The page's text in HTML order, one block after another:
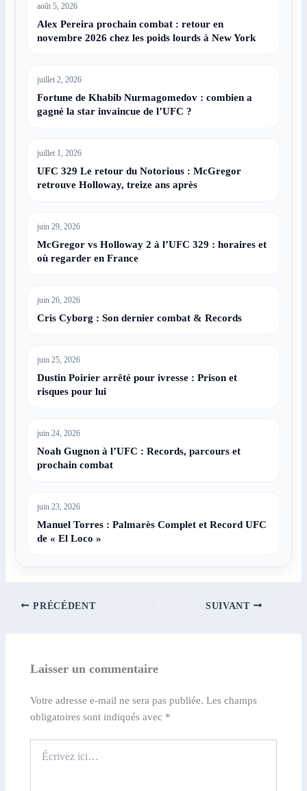
août 5, 2026
Alex Pereira prochain combat : retour en
novembre 2026 chez les poids lourds à New York
juillet 2, 2026
Fortune de Khabib Nurmagomedov : combien a
gagné la star invaincue de l’UFC ?
juillet 1, 2026
UFC 329 Le retour du Notorious : McGregor
retrouve Holloway, treize ans après
juin 29, 2026
McGregor vs Holloway 2 à l’UFC 329 : horaires et
où regarder en France
juin 26, 2026
Cris Cyborg : Son dernier combat & Records
juin 25, 2026
Dustin Poirier arrêté pour ivresse : Prison et
risques pour lui
juin 24, 2026
Noah Gugnon à l’UFC : Records, parcours et
prochain combat
juin 23, 2026
Manuel Torres : Palmarès Complet et Record UFC
de « El Loco »
PRÉCÉDENT SUIVANT
Laisser un commentaire
Votre adresse e-mail ne sera pas publiée. Les champs
obligatoires sont indiqués avec *
ici…